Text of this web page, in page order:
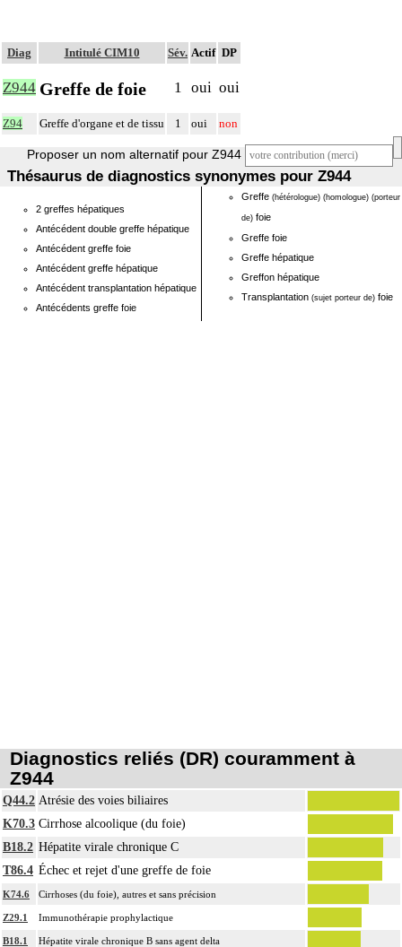
Diag Intitulé CIM10 Sév. Actif DP
Z944 Greffe de foie 1 oui oui
Z94 Greffe d'organe et de tissu 1 oui non
Proposer un nom alternatif pour Z944
Thésaurus de diagnostics synonymes pour Z944
2 greffes hépatiques
Antécédent double greffe hépatique
Antécédent greffe foie
Antécédent greffe hépatique
Antécédent transplantation hépatique
Antécédents greffe foie
Greffe (hétérologue) (homologue) (porteur
de) foie
Greffe foie
Greffe hépatique
Greffon hépatique
Transplantation (sujet porteur de) foie
Diagnostics reliés (DR) couramment à
Z944
Q44.2 Atrésie des voies biliaires
K70.3 Cirrhose alcoolique (du foie)
B18.2 Hépatite virale chronique C
T86.4 Échec et rejet d'une greffe de foie
K74.6 Cirrhoses (du foie), autres et sans précision
Z29.1 Immunothérapie prophylactique
B18.1 Hépatite virale chronique B sans agent delta